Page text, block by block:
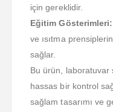
için gereklidir.
Eğitim Gösterimleri:
ve ısıtma
sağlar.
Bu ürün, laboratuvar
hassas bir kontrol
sağlam tasarımı ve